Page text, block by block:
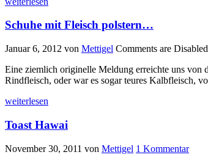
Schuhe mit Fleisch polstern…
Januar 6, 2012 von Mettigel Comments are Disabled
Eine ziemlich originelle Meldung erreichte uns von
Rindfleisch, oder war es sogar teures Kalbfleisch,
weiterlesen
Toast Hawai
November 30, 2011 von Mettigel 1 Kommentar